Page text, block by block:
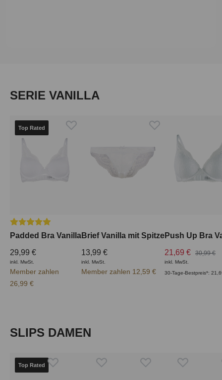
Produktgalerie überspringen
SERIE VANILLA
Top Rated
Durchschnittliche Bewertung von 5 von 5 Sternen
Padded Bra Vanilla
29,99 €
inkl. MwSt.
Member zahlen
26,99 €
Brief Vanilla mit Spitze
13,99 €
inkl. MwSt.
Member zahlen 12,59 €
Push Up Bra
21,69 €
30,99 €
inkl. MwSt.
30-Tage-Bestpreis*:
Produktgalerie überspringen
SLIPS DAMEN
Top Rated